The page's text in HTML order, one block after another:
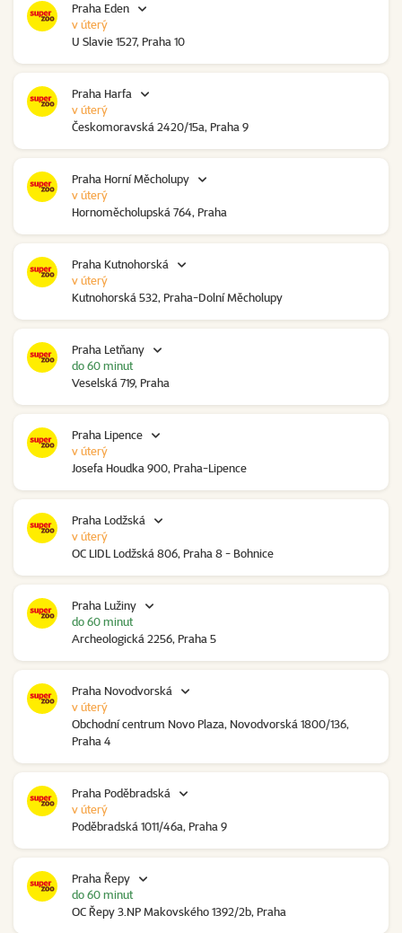
Praha Eden
U Slavie 1527, Praha 10
v úterý
Praha Harfa
Českomoravská 2420/15a, Praha 9
v úterý
Praha Horní Měcholupy
Hornoměcholupská 764, Praha
v úterý
Praha Kutnohorská
Kutnohorská 532, Praha-Dolní Měcholupy
v úterý
Praha Letňany
Veselská 719, Praha
do 60 minut
Praha Lipence
Josefa Houdka 900, Praha-Lipence
v úterý
Praha Lodžská
OC LIDL Lodžská 806, Praha 8 - Bohnice
v úterý
Praha Lužiny
Archeologická 2256, Praha 5
do 60 minut
Praha Novodvorská
Obchodní centrum Novo Plaza, Novodvorská 1800/136,
Praha 4
v úterý
Praha Poděbradská
Poděbradská 1011/46a, Praha 9
v úterý
Praha Řepy
OC Řepy 3.NP Makovského 1392/2b, Praha
do 60 minut